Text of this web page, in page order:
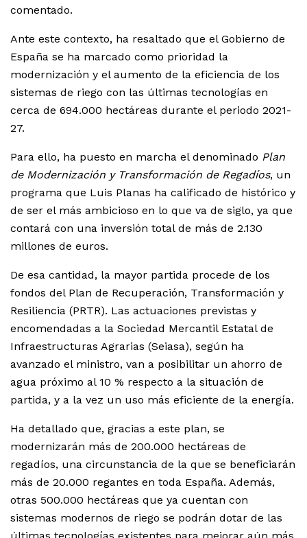
comentado.
Ante este contexto, ha resaltado que el Gobierno de
España se ha marcado como prioridad la
modernización y el aumento de la eficiencia de los
sistemas de riego con las últimas tecnologías en
cerca de 694.000 hectáreas durante el periodo 2021-
27.
Para ello, ha puesto en marcha el denominado Plan
de Modernización y Transformación de Regadíos, un
programa que Luis Planas ha calificado de histórico y
de ser el más ambicioso en lo que va de siglo, ya que
contará con una inversión total de más de 2.130
millones de euros.
De esa cantidad, la mayor partida procede de los
fondos del Plan de Recuperación, Transformación y
Resiliencia (PRTR). Las actuaciones previstas y
encomendadas a la Sociedad Mercantil Estatal de
Infraestructuras Agrarias (Seiasa), según ha
avanzado el ministro, van a posibilitar un ahorro de
agua próximo al 10 % respecto a la situación de
partida, y a la vez un uso más eficiente de la energía.
Ha detallado que, gracias a este plan, se
modernizarán más de 200.000 hectáreas de
regadíos, una circunstancia de la que se beneficiarán
más de 20.000 regantes en toda España. Además,
otras 500.000 hectáreas que ya cuentan con
sistemas modernos de riego se podrán dotar de las
últimas tecnologías existentes para mejorar aún más